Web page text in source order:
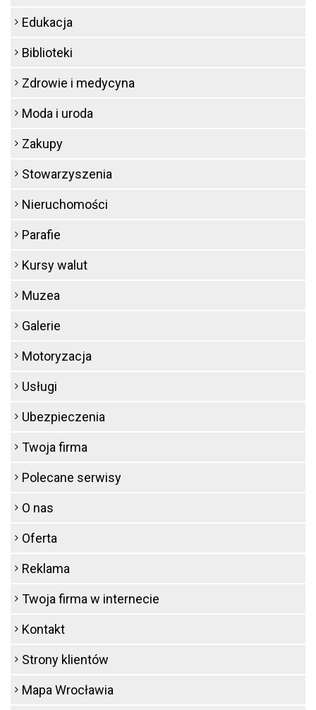
Edukacja
Biblioteki
Zdrowie i medycyna
Moda i uroda
Zakupy
Stowarzyszenia
Nieruchomości
Parafie
Kursy walut
Muzea
Galerie
Motoryzacja
Usługi
Ubezpieczenia
Twoja firma
Polecane serwisy
O nas
Oferta
Reklama
Twoja firma w internecie
Kontakt
Strony klientów
Mapa Wrocławia